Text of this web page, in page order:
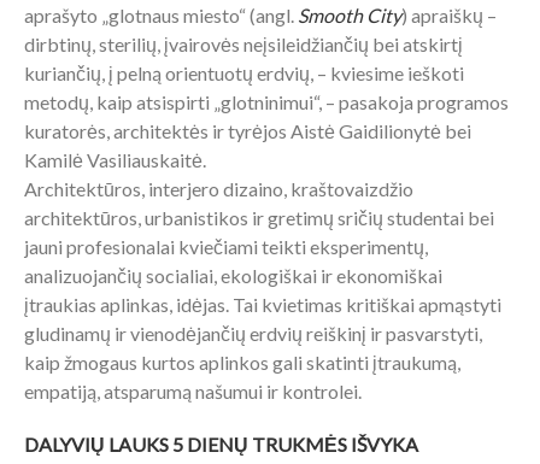
aprašyto „glotnaus miesto“ (angl. Smooth City) apraiškų –
dirbtinų, sterilių, įvairovės neįsileidžiančių bei atskirtį
kuriančių, į pelną orientuotų erdvių, – kviesime ieškoti
metodų, kaip atsispirti „glotninimui“, – pasakoja programos
kuratorės, architektės ir tyrėjos Aistė Gaidilionytė bei
Kamilė Vasiliauskaitė.
Architektūros, interjero dizaino, kraštovaizdžio
architektūros, urbanistikos ir gretimų sričių studentai bei
jauni profesionalai kviečiami teikti eksperimentų,
analizuojančių socialiai, ekologiškai ir ekonomiškai
įtraukias aplinkas, idėjas. Tai kvietimas kritiškai apmąstyti
gludinamų ir vienodėjančių erdvių reiškinį ir pasvarstyti,
kaip žmogaus kurtos aplinkos gali skatinti įtraukumą,
empatiją, atsparumą našumui ir kontrolei.
DALYVIŲ LAUKS 5 DIENŲ TRUKMĖS IŠVYKA